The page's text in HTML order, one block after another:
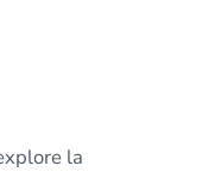
la